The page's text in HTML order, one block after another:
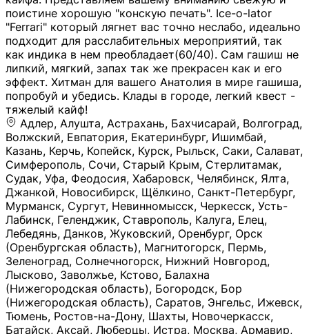
поистине хорошую "конскую печать". Ice-o-lator
"Ferrari" который лягнет вас точно неслабо, идеально
подходит для расслабительных мероприятий, так
как индика в нем преобладает(60/40). Сам гашиш не
липкий, мягкий, запах так же прекрасен как и его
эффект. Хитман для вашего Анатолия в мире гашиша,
попробуй и убедись. Клады в городе, легкий квест -
тяжелый кайф!
Адлер, Алушта, Астрахань, Бахчисарай, Волгоград, Волжский, Евпатория, Екатеринбург, Ишимбай, Казань, Керчь, Копейск, Курск, Рыльск, Саки, Салават, Симферополь, Сочи, Старый Крым, Стерлитамак, Судак, Уфа, Феодосия, Хабаровск, Челябинск, Ялта, Джанкой, Новосибирск, Щёлкино, Санкт-Петербург, Мурманск, Сургут, Невинномысск, Черкесск, Усть-Лабинск, Геленджик, Ставрополь, Калуга, Елец, Лебедянь, Данков, Жуковский, Оренбург, Орск (Оренбургская область), Магнитогорск, Пермь, Зеленоград, Солнечногорск, Нижний Новгород, Лысково, Заволжье, Кстово, Балахна (Нижегородская область), Богородск, Бор (Нижегородская область), Саратов, Энгельс, Ижевск, Тюмень, Ростов-на-Дону, Шахты, Новочеркасск, Батайск, Аксай, Люберцы, Истра, Москва, Армавир, Краснодар, Магадан, Самара, Анапа, Славянск-на-Кубани, Чаплыгин, Липецк, Нижний Тагил, Орехово-Зуево, Усть-Джегута, Лянтор, Нефтеюганск, Пыть-Ях, Урень, Ветлуга, Шахунья, Новороссийск, Крымск, Тимашёвск, Тольятти, Воткинск, Звенигород, Руза, Можайск, Белгород, Воронеж, Соликамск, Нытва, Лысьва (Пермский край), Чусовой, Кунгур, Краснокамск, Миасс, Губаха, Тула, Новомосковск, Донской, Омск, Льгов, Мытищи, Королёв, Ивантеевка, Балашиха, Семилуки, Кудымкар, Старый Оскол, Оса (Пермский край), Одинцово (Московская область), Ханты-Мансийск, Лабинск, Темрюк, Курганинск, Белореченск (Краснодарский край), Алупкa, Губкин, Рязань, Калининград, Усть-Илимск, Фрязино, Минеральные Воды, Пятигорск, Кострома, Ярославль, Коркино, Верхняя Пышма, Подольск, Красноярск, Смоленск, Долгопрудный, Чебоксары, Калачинск, Канск, Киров (Кировская область), Вологда, Рославль, Владивосток, Обнинск, Балабаново (Калужская область), Малоярославец, Брянск, Видное, Ярцево, Вязьма, Гагарин, Приволжск, Фурманов, Чайковский, Кинешма, Горячий Ключ, Улан-Удэ, Туймазы, Дюртюли, Альметьевск, Нефтекамск, Хадыженск, Апшеронск, Майкоп, Уссурийск, Ульяновск, Гатчина, Луга (Ленинградская область), Надым, Ногинск, Электросталь, Железнодорожный (Московская область), Бутурлиновка, Кириллов, Краснознаменск (Калиниградская область), Мышкин, Томмот, Холм, Абакан, Абдулино, Агидель, Агрыз, Адыгейск, Азнакаево, Алатырь, Алдан, Алейск, Александров, Александровск, Алексеевка (Белгородская обл.), Алексин, Амурск, Анадырь, Ангарск, Андреаполь, Анжеро-Судженск, Анива, Апатиты, Арамиль, Ардон, Арзамас, Аркадак, Арсеньев, Артём, Артёмовский, Архангельск, Асбест, Асино, Аткарск, Ахтубинск, Аша, Бабаево (Вологодская область), Бавлы (Республика Татарстан), Байкальск, Бакал, Баксан, Балаклава, Балаково (Саратовская область), Балашов (Саратовская область), Балтийск, Барабинск, Барнаул, Барыш (Ульяновская область), Бежецк, Белая Калитва (Ростовская область), Белебей, Белогорск (Крым), Белозерск, Белокуриха, Беломорск, Белоозёрский (Московская область), Белорецк (Республика Башкортостан), Кызыл, Белоярский (Ханты-Мансийский АО), Бердск, Березники (Пермский край), Берёзовский (Кемеровская область), Берёзовский (Свердловская область), Беслан, Бийск, Бикин, Билибино, Биробиджан, Благовещенск (Амурская область), Благовещенск (Башкортостан), Бобров, Богородицк, Боготол, Богучар, Бокситогорск (Ленинградская область), Бологое (Тверская область), Болхов, Большой Камень (Приморский край), Борисоглебск (Воронежская область), Боровичи (Новгородская область), Боровск, Бородино, Братск, Бронницы (Московская область), Бугульма (Республика Татарстан), Бугуруслан (Оренбургская область), Буинск, Буй, Буйнакск, Валдай, Валуйки, Велиж, Великие Луки, Великий Новгород, Великий Устюг, Вельск, Венёв, Верещагино, Верхнеуральск, Верхний Уфалей, Верхняя Салда, Верхняя Тура, Весьегонск, Вилючинск, Вихоревка, Вичуга, Владикавказ, Волгодонск, Волгореченск, Володарск, Волосово, Волчанск, Вольск, Воркута, Ворсма, Всеволожск (Ленинградская область), Вуктыл, Выкса, Высоковск, Высоцк, Вытегра, Вышний Волочёк, Вяземский, Вязники, Вятские Поляны, Нея, Шилка, Гаврилов Посад, Гаврилов-Ям, Гай, Галич, Гдов, Голицыно, Горно-Алтайск, Горнозаводск, Горняк, Городец, Гороховец, Гремячинск, Грозный, Грязи, Грязовец, Губкинский, Гуково, Гулькевичи, Гурьевск (Калининградская область), Гурьевск (Кемеровская область), Гусев, Гусь-Хрустальный, Давлеканово, Далматово, Дальнегорск, Дегтярск, Дедовск, Демидов, Дербент, Десногорск, Дзержинск, Дзержинский (Московская область), Дивногорск, Димитровград, Дмитровск, Дно, Добрянка, Долинск, Домодедово, Донецк (ДНР), Дорогобуж, Дрезна, Дубна, Дудинка, Духовщина, Дятьково, Егорьевск, Елабуга, Елизово, Ельня (Будет изменено название), Емва, Енисейск, Ермолино, Ершов, Ессентуки, Ефремов, Железноводск, Железногорск (Красноярский край), Железногорск (Курская область), Железногорск-Илимский, Жигулёвск, Жиздра, Жирновск, Жуков, Жуковка, Заводоуковск, Заволжск, Задонск, Заинск, Заозёрный, Заозёрск, Западная Двина, Заполярный, Зарайск, Заречный (Пензенская область), Заречный (Свердловская область), Заринск, Звенигово, Зверево, Зеленогорск ( Ленинградская обл. ), Зеленоградск, Зеленодольск, Зеленокумск, Зерноград, Зима, Змеиногорск, Зубцов, Ивангород, Иваново, Ивдель, Избербаш, Изобильный, Иланский, Инза, Инкерман, Инта, Ипатово, Искитим, Йошкар-Ола, Кадников, Калач, Калач-на-Дону, Калининск, Калтан, Калязин, Камбарка, Каменка (Пензенская область), Каменногорск (Ленинградская область), Каменск-Уральский, Каменск-Шахтинский, Камень-на-Оби, Камешково, Камышин, Канаш, Кандалакша, Карабаново, Карабаш, Карачаевск, Каргат, Каргополь, Карпинск, Карталы, Касимов, Касли, Каспийск, Катав-Ивановск, Катайск, Качканар, Кашин, Кашира, Кемерово, Кемь, Кизел, Кизилюрт, Кизляр, Кимовск, Кимры, Кингисепп, Кинель, Киреевск, Киренск, Киржач, Кириши, Кирово-Чепецк, Кировск (Ленинградская область), Кировск (Мурманская область), Кирсанов, Киселёвск, Кисловодск, Климовск, Клинцы, Княгинино, Ковдор, Ковров, Когалым, Козельск, Козьмодемьянск, Кола, Кологрив, Колпашево, Колпино, Кольчугино, Комсомольск, Комсомольск-на-Амуре, Конаково, Кондопога, Кондрово, Константиновск, Кораблино, Кореновск, Корсаков, Коряжма, Костерёво, Костомукша, Котельники, Котельниково, Котельнич, Котлас, Котовск, Кохма, Красноармейск (Московская область), Краснозаводск, Краснознаменск (Московская область), Краснокаменск, Краснослободск (Волгоградская область), Краснотурьинск, Красноуральск, Красный Сулин, Кремёнки, Кропоткин, Кубинка, Кувшиново (Тверская область), Кудрово, Кулебаки, Кумертау, Курлово, Куровское, Куртамыш, Курчатов, Куса, Кушва, Кыштым, Лабытнанги, Лагань, Лаишево (Республика Татарстан), Лакинск, Лангепас, Лахденпохья, Ленинск-Кузнецкий, Ленск (Республика Саха), Лермонтов (Ставропольский край), Лесозаводск (Приморский край), Лесосибирск, Ливны (Орловская область), Ликино-Дулёво, Липки (Тульская область), Лиски (Воронежская область), Лихославль, Лодейное Поле, Ломоносов (Санкт-Петербург), Лосино-Петровский, Лукоянов, Луховицы, Лыткарино, Любань (Ленинградская область), Любим, Людиново, Магас, Майский, Макаров, Малая Вишера, Малгобек, Мамадыш, Мамоново, Мантурово, Маркс, Махачкала, Мглин, Мегион, Медвежьегорск, Медногорск, Медынь, Меленки, Мелеуз, Менделеевск, Мещовск, Микунь, Миллерово, Минусинск, Миньяр, Мирный (Архангельская область), Мирный (Якутия), Михайловка (Город), Михайловск (Свердловская область), Михайловск (Ставропольский край), Могоча, Можга, Моздок, Мончегорск, Морозовск, Моршанск, Мосальск, Муравленко, Мурино, Муром, Мценск, Мыски, Набережные Челны, Навашино (Нижегородская область), Назарово (Красноярский край), Назрань, Нальчик, Наро-Фоминск, Нарткала, Нарьян-Мар, Находка, Невель (Псковская область), Невельск, Невьянск, Нелидово (Тверская область), Неман, Нерехта (Костромская область), Нерюнгри, Нестеров, Нефтегорск (Самарская область), Нефтекумск, Нижневартовск, Нижнекамск (Республика Татарстан), Нижнеудинск, Нижние Серги, Нижний Ломов, Нижняя Тура, Николаевск-на-Амуре, Никольск (Вологодская область), Никольск (Пензенская область), Новая Ладога, Новая Ляля, Новоалександровск, Новоалтайск, Нововоронеж, Новодвинск, Новозыбков, Новокубанск, Новокуйбышевск, Новомичуринск, Новопавловск, Новоржев, Новосокольники, Новотроицк, Новоульяновск, Новоуральск, Новохопёрск, Новочебоксарск, Новошахтинск, Новый Оскол, Новый Уренгой, Норильск, Нурлат, Нягань, Нязепетровск, Няндома, Облучье, Обоянь, Озёрск (Калининградская область), Озёрск (Челябинская область), Озёры, Октябрьск (Самарская область), Октябрьский (Башкортостан), Окуловка (Новгородская область), Оленегорск, Олонец, Онега, Опочка, Осинники, Осташков, Остров, Острогожск, Отрадный, Оха, Павлово, Павловск (Воронежская область), Павловск (Санкт-Петербург), Павловский Посад, Партизанск, Певек, Пенза, Первоуральск, Перевоз, Пересвет, Переславль-Залесский, Пестово (Новгородская область), Петрозаводск, Петропавловск-Камчатский, Печоры, Пикалёво, Пионерский, Питкяранта, Плавск, Плёс, Подпорожье, Покачи, Покров, Покровск, Полесск, Полысаево, Полярные Зори, Полярный, Поронайск, Порхов, Похвистнево, Почеп, Починок, Пошехонье, Правдинск, Приморск (Калининградская область), Приморско-Ахтарск, Приозерск, Прокопьевск, Протвино, Прохладный, Пугачёв, Пудож, Пустошка, Пушкино, Пущино, Пыталово, Радужный (Владимирская область), Радужный (Ханты-Мансийский АО), Райчихинск, Раменское, Рассказово, Ревда, Реж, Реутов, Родники, Россошь, Ростов (Ярославская обл.), Рошаль, Ртищево, Рубцовск, Рузаевка, Рыбинск, Рыбное, Ряжск, Салехард, Сальск, Саранск, Сарапул, Саров, Сасово, Сатка, Сафоново, Саяногорск, Саянск, Светлогорск, Светлоград, Светлый, Светогорск (Ленинградская область), Свободный, Себеж, Северобайкальск, Северодвинск, Североуральск, Сегежа, Семикаракорск, Сенгилей, Серафимович, Сергач, Сергиев Посад, Сердобск, Сертолово (Ленинградская область), Сестрорецк (Ленинградская область), Сибай, Скопин, Славгород, Сланцы, Слободской, Слюдянка, Собинка, Советск (Кировская область), Советск (Калининградская область), Советск (Тульская область), Советская Гавань, Советский (Ханты-Мансийский АО), Сокол (Вологодская область), Солигалич, Соль-Илецк, Сольцы, Сортавала, Сосенский, Сосновоборск, Сосновый Бор (Ленинградская область), Сосногорск, Спас-Клепики, Спасск-Рязанский, С